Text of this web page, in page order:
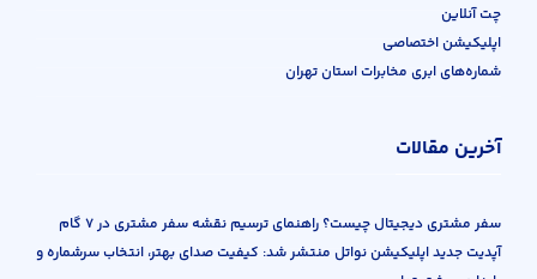
چت آنلاین
اپلیکیشن اختصاصی
شماره‌های ابری مخابرات استان تهران
آخرین مقالات
سفر مشتری دیجیتال چیست؟ راهنمای ترسیم نقشه سفر مشتری در ۷ گام
آپدیت جدید اپلیکیشن نواتل منتشر شد: کیفیت صدای بهتر، انتخاب سرشماره و